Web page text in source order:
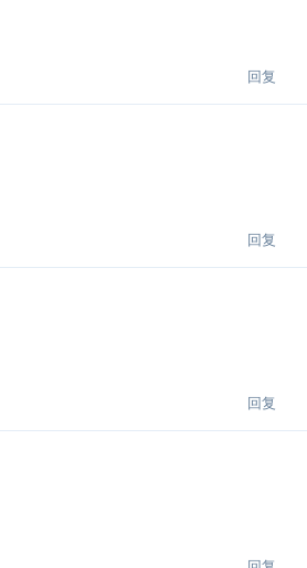
回复
回复
回复